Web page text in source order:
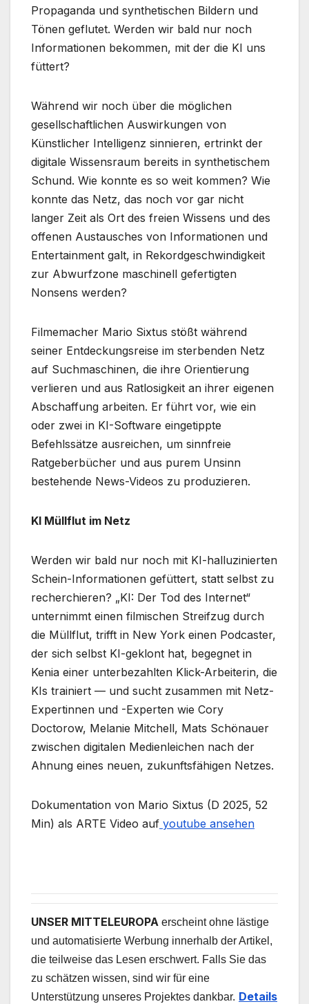
Propaganda und synthetischen Bildern und
Tönen geflutet. Werden wir bald nur noch
Informationen bekommen, mit der die KI uns
füttert?
Während wir noch über die möglichen
gesellschaftlichen Auswirkungen von
Künstlicher Intelligenz sinnieren, ertrinkt der
digitale Wissensraum bereits in synthetischem
Schund. Wie konnte es so weit kommen? Wie
konnte das Netz, das noch vor gar nicht
langer Zeit als Ort des freien Wissens und des
offenen Austausches von Informationen und
Entertainment galt, in Rekordgeschwindigkeit
zur Abwurfzone maschinell gefertigten
Nonsens werden?
Filmemacher Mario Sixtus stößt während
seiner Entdeckungsreise im sterbenden Netz
auf Suchmaschinen, die ihre Orientierung
verlieren und aus Ratlosigkeit an ihrer eigenen
Abschaffung arbeiten. Er führt vor, wie ein
oder zwei in KI-Software eingetippte
Befehlssätze ausreichen, um sinnfreie
Ratgeberbücher und aus purem Unsinn
bestehende News-Videos zu produzieren.
KI Müllflut im Netz
Werden wir bald nur noch mit KI-halluzinierten
Schein-Informationen gefüttert, statt selbst zu
recherchieren? „KI: Der Tod des Internet“
unternimmt einen filmischen Streifzug durch
die Müllflut, trifft in New York einen Podcaster,
der sich selbst KI-geklont hat, begegnet in
Kenia einer unterbezahlten Klick-Arbeiterin, die
KIs trainiert — und sucht zusammen mit Netz-
Expertinnen und -Experten wie Cory
Doctorow, Melanie Mitchell, Mats Schönauer
zwischen digitalen Medienleichen nach der
Ahnung eines neuen, zukunftsfähigen Netzes.
Dokumentation von Mario Sixtus (D 2025, 52
Min) als ARTE Video auf youtube ansehen
UNSER MITTELEUROPA erscheint ohne lästige
und automatisierte Werbung innerhalb der Artikel,
die teilweise das Lesen erschwert. Falls Sie das
zu schätzen wissen, sind wir für eine
Unterstützung unseres Projektes dankbar. Details